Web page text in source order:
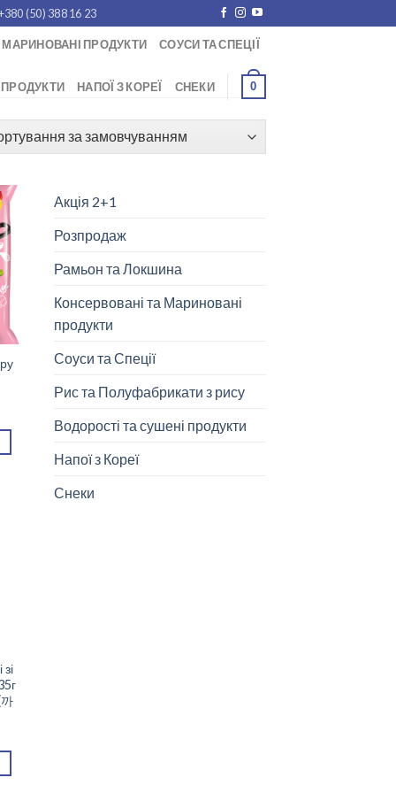
(50) 388 16 23
ПРОДУКТИ СОУСИ ТА СПЕЦІЇ
НАПОЇ З КОРЕЇ СНЕКИ 0
Акція 2+1
Розпродаж
Рамьон та Локшина
Консервовані та Мариновані
продукти
Соуси та Спеції
Рис та Полуфабрикати з рису
Водорості та сушені продукти
Напої з Кореї
Снеки